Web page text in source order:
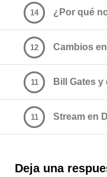
¿Por qué
14
Cambios
12
Bill Gates
11
Stream en
11
Deja una